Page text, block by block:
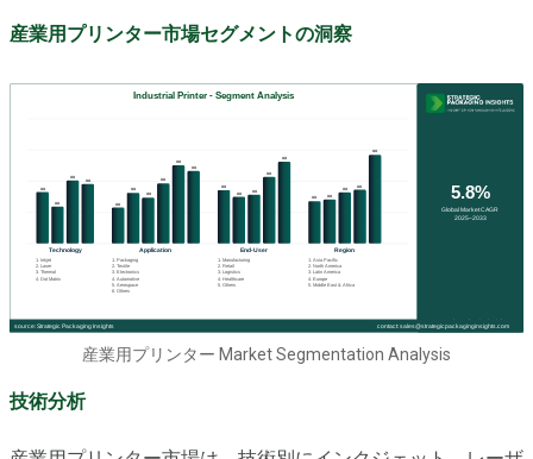
産業用プリンター市場セグメントの洞察
産業用プリンター Market Segmentation Analysis
技術分析